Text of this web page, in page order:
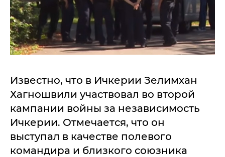
Известно, что в Ичкерии Зелимхан
Хагношвили участвовал во второй
кампании войны за независимость
Ичкерии. Отмечается, что он
выступал в качестве полевого
командира и близкого союзника